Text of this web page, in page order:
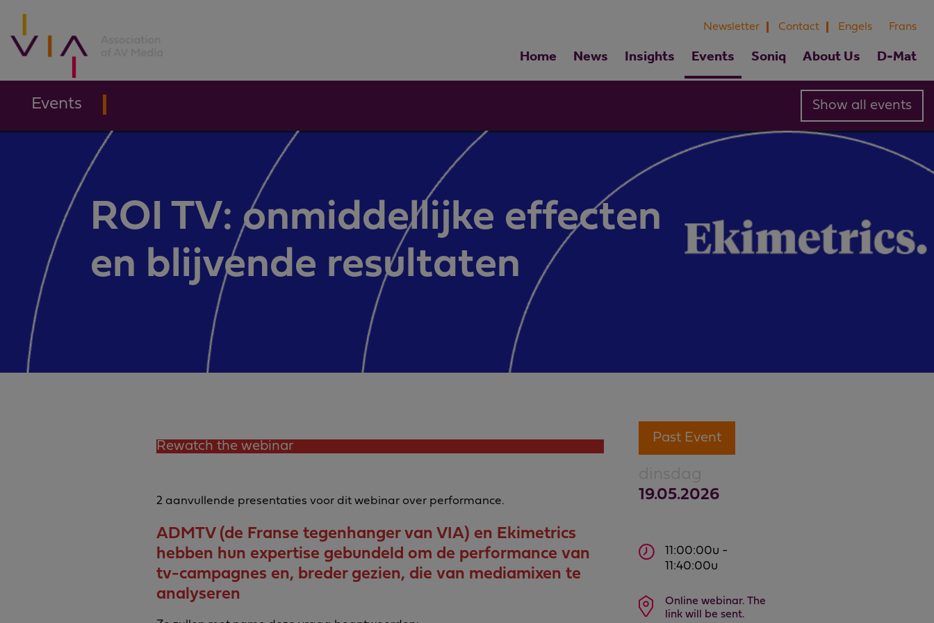
Newsletter Contact Engels Frans
Home News Insights Events Soniq About Us D-Mat
Events Show all events
ROI TV: onmiddellijke effecten
en blijvende resultaten
Past Event
19.05.2026
11:00:00u -
11:40:00u
Online webinar. The
link will be sent.
Rewatch the webinar
2 aanvullende presentaties voor dit webinar over performance.
ADMTV (de Franse tegenhanger van VIA) en Ekimetrics
hebben hun expertise gebundeld om de performance van
tv-campagnes en, breder gezien, die van mediamixen te
analyseren